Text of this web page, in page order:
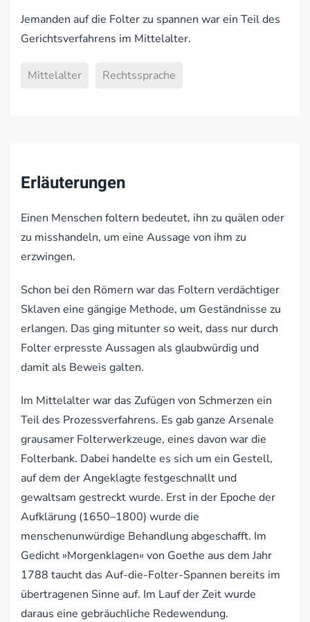
Jemanden auf die Folter zu spannen war ein Teil des
Gerichtsverfahrens im Mittelalter.
Mittelalter Rechtssprache
Erläuterungen
Einen Menschen foltern bedeutet, ihn zu quälen oder
zu misshandeln, um eine Aussage von ihm zu
erzwingen.
Schon bei den Römern war das Foltern verdächtiger
Sklaven eine gängige Methode, um Geständnisse zu
erlangen. Das ging mitunter so weit, dass nur durch
Folter erpresste Aussagen als glaubwürdig und
damit als Beweis galten.
Im Mittelalter war das Zufügen von Schmerzen ein
Teil des Prozessverfahrens. Es gab ganze Arsenale
grausamer Folterwerkzeuge, eines davon war die
Folterbank. Dabei handelte es sich um ein Gestell,
auf dem der Angeklagte festgeschnallt und
gewaltsam gestreckt wurde. Erst in der Epoche der
Aufklärung (1650–1800) wurde die
menschenunwürdige Behandlung abgeschafft. Im
Gedicht »Morgenklagen« von Goethe aus dem Jahr
1788 taucht das Auf-die-Folter-Spannen bereits im
übertragenen Sinne auf. Im Lauf der Zeit wurde
daraus eine gebräuchliche Redewendung.